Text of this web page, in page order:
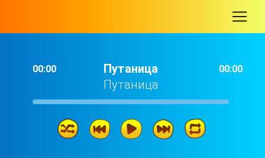
00:00
Путаница
Путаница
00:00